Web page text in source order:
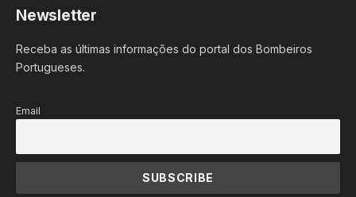
Newsletter
Receba as últimas informações do portal dos Bombeiros
Portugueses.
Email